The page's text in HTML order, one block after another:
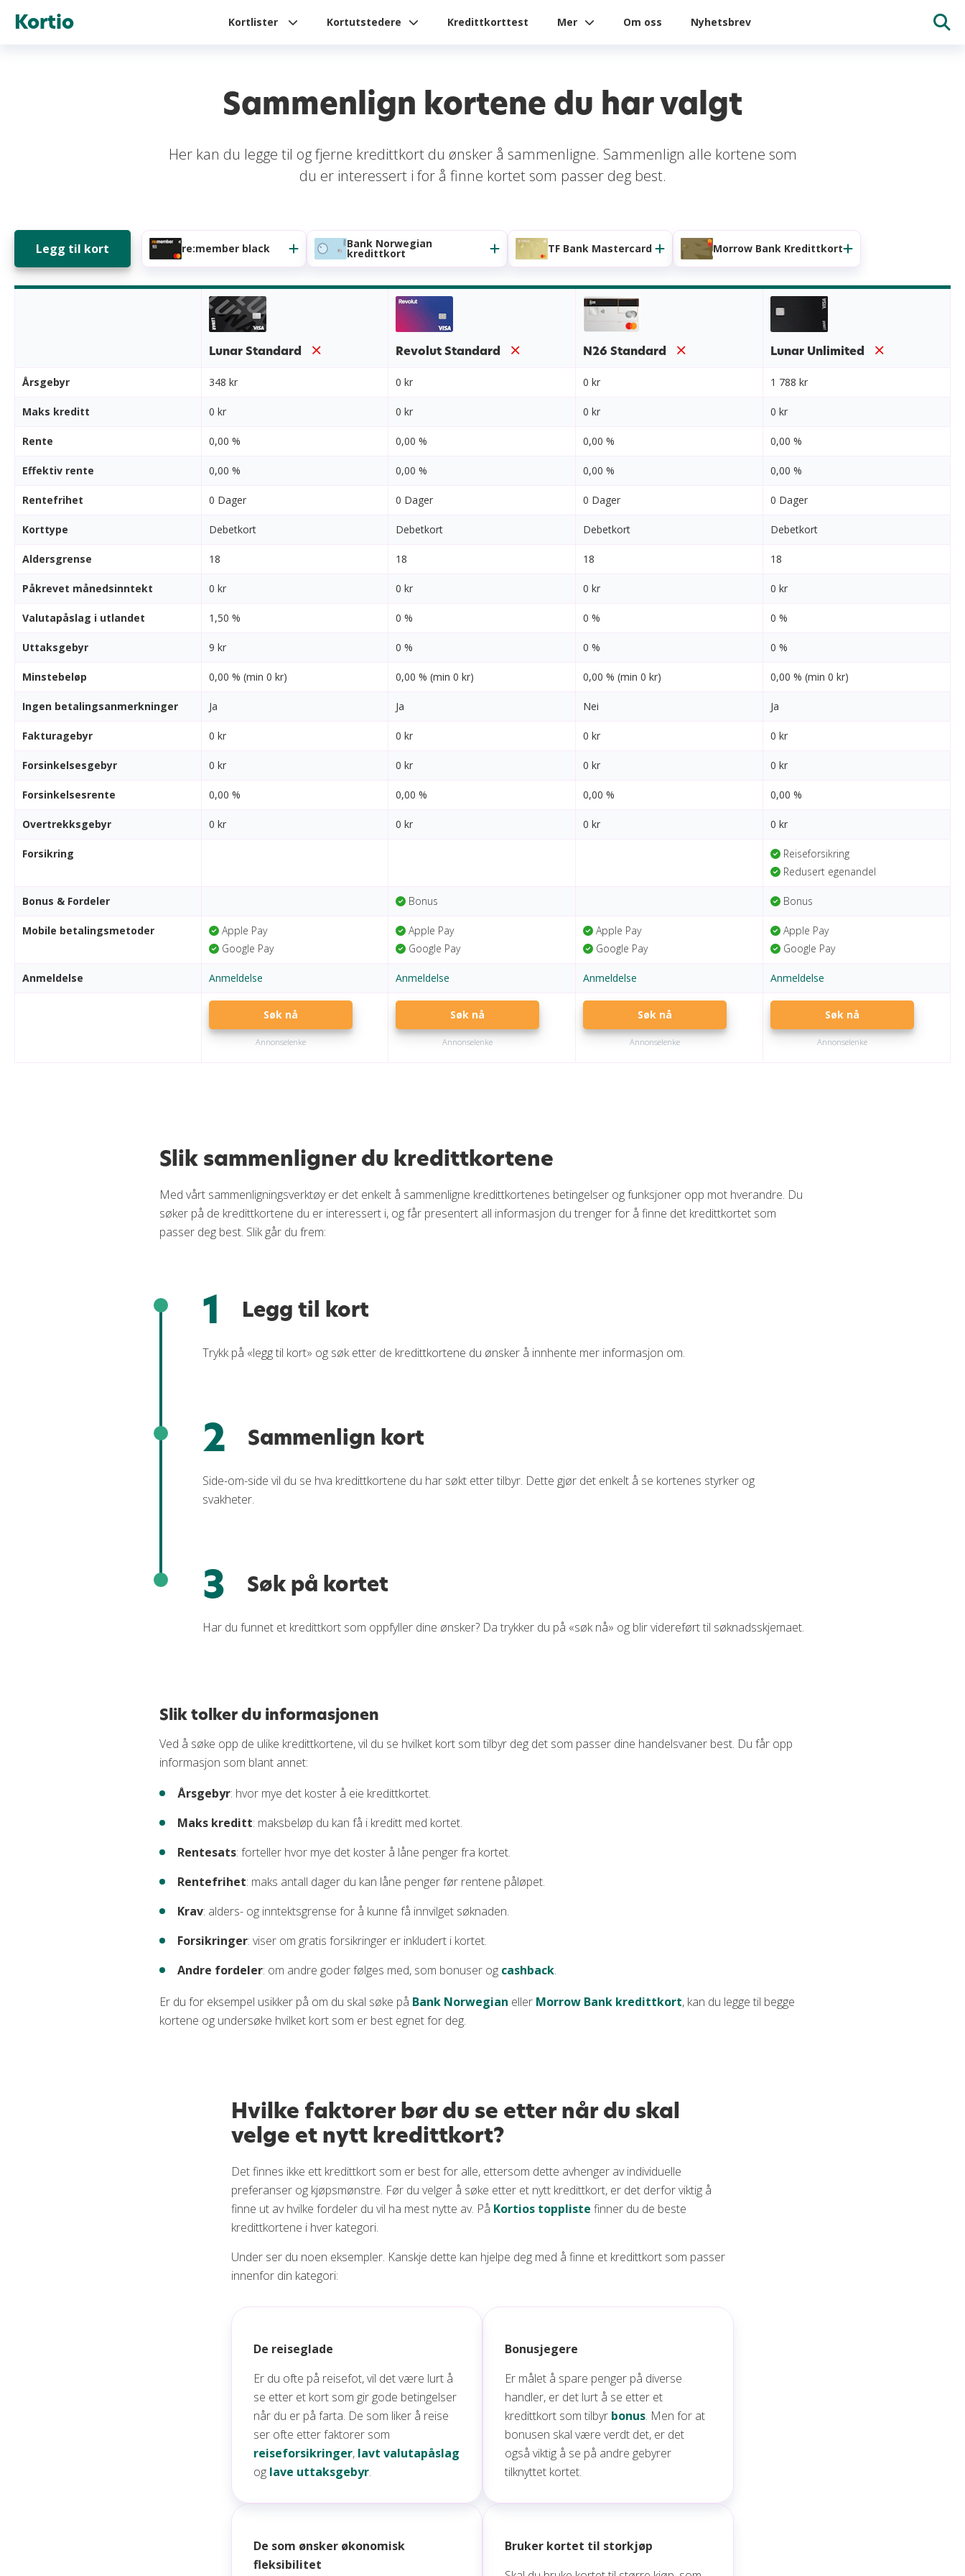
Kortio Kortlister Kortutstedere Kredittkorttest Mer Om oss Nyhetsbrev
Sammenlign kortene du har valgt
Her kan du legge til og fjerne kredittkort du ønsker å sammenligne. Sammenlign alle kortene som
du er interessert i for å finne kortet som passer deg best.
Legg til kort re:member black Bank Norwegian
kredittkort TF Bank Mastercard Morrow Bank Kredittkort
Lunar Standard Revolut Standard N26 Standard Lunar Unlimited
Årsgebyr 348 kr 0 kr 0 kr 1 788 kr
Maks kreditt 0 kr 0 kr 0 kr 0 kr
Rente 0,00 % 0,00 % 0,00 % 0,00 %
Effektiv rente 0,00 % 0,00 % 0,00 % 0,00 %
Rentefrihet 0 Dager 0 Dager 0 Dager 0 Dager
Korttype Debetkort Debetkort Debetkort Debetkort
Aldersgrense 18 18 18 18
Påkrevet månedsinntekt 0 kr 0 kr 0 kr 0 kr
Valutapåslag i utlandet 1,50 % 0 % 0 % 0 %
Uttaksgebyr 9 kr 0 % 0 % 0 %
Minstebeløp 0,00 % (min 0 kr) 0,00 % (min 0 kr) 0,00 % (min 0 kr) 0,00 % (min 0 kr)
Ingen betalingsanmerkninger Ja Ja Nei Ja
Fakturagebyr 0 kr 0 kr 0 kr 0 kr
Forsinkelsesgebyr 0 kr 0 kr 0 kr 0 kr
Forsinkelsesrente 0,00 % 0,00 % 0,00 % 0,00 %
Overtrekksgebyr 0 kr 0 kr 0 kr 0 kr
Forsikring
Reiseforsikring
Redusert egenandel
Bonus & Fordeler Bonus Bonus
Mobile betalingsmetoder
Apple Pay
Google Pay
Apple Pay
Google Pay
Apple Pay
Google Pay
Apple Pay
Google Pay
Anmeldelse Anmeldelse Anmeldelse Anmeldelse Anmeldelse
Søk nå
Annonselenke
Søk nå
Annonselenke
Søk nå
Annonselenke
Søk nå
Annonselenke
Slik sammenligner du kredittkortene
Med vårt sammenligningsverktøy er det enkelt å sammenligne kredittkortenes betingelser og funksjoner opp mot hverandre. Du
søker på de kredittkortene du er interessert i, og får presentert all informasjon du trenger for å finne det kredittkortet som
passer deg best. Slik går du frem:
1 Legg til kort
Trykk på «legg til kort» og søk etter de kredittkortene du ønsker å innhente mer informasjon om.
2 Sammenlign kort
Side-om-side vil du se hva kredittkortene du har søkt etter tilbyr. Dette gjør det enkelt å se kortenes styrker og
svakheter.
3 Søk på kortet
Har du funnet et kredittkort som oppfyller dine ønsker? Da trykker du på «søk nå» og blir videreført til søknadsskjemaet.
Slik tolker du informasjonen
Ved å søke opp de ulike kredittkortene, vil du se hvilket kort som tilbyr deg det som passer dine handelsvaner best. Du får opp
informasjon som blant annet:
Årsgebyr: hvor mye det koster å eie kredittkortet.
Maks kreditt: maksbeløp du kan få i kreditt med kortet.
Rentesats: forteller hvor mye det koster å låne penger fra kortet.
Rentefrihet: maks antall dager du kan låne penger før rentene påløpet.
Krav: alders- og inntektsgrense for å kunne få innvilget søknaden.
Forsikringer: viser om gratis forsikringer er inkludert i kortet.
Andre fordeler: om andre goder følges med, som bonuser og cashback.
Er du for eksempel usikker på om du skal søke på Bank Norwegian eller Morrow Bank kredittkort, kan du legge til begge
kortene og undersøke hvilket kort som er best egnet for deg.
Hvilke faktorer bør du se etter når du skal
velge et nytt kredittkort?
Det finnes ikke ett kredittkort som er best for alle, ettersom dette avhenger av individuelle
preferanser og kjøpsmønstre. Før du velger å søke etter et nytt kredittkort, er det derfor viktig å
finne ut av hvilke fordeler du vil ha mest nytte av. På Kortios toppliste finner du de beste
kredittkortene i hver kategori.
Under ser du noen eksempler. Kanskje dette kan hjelpe deg med å finne et kredittkort som passer
innenfor din kategori:
De reiseglade
Er du ofte på reisefot, vil det være lurt å
se etter et kort som gir gode betingelser
når du er på farta. De som liker å reise
ser ofte etter faktorer som
reiseforsikringer, lavt valutapåslag
og lave uttaksgebyr.
Bonusjegere
Er målet å spare penger på diverse
handler, er det lurt å se etter et
kredittkort som tilbyr bonus. Men for at
bonusen skal være verdt det, er det
også viktig å se på andre gebyrer
tilknyttet kortet.
De som ønsker økonomisk
fleksibilitet
Bruker kortet til storkjøp